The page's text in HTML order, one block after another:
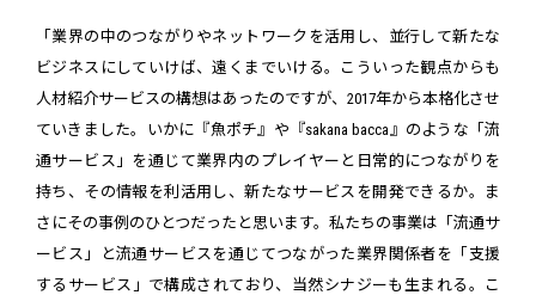
「業界の中のつながりやネットワークを活用し、並行して新たな
ビジネスにしていけば、遠くまでいける。こういった観点からも
人材紹介サービスの構想はあったのですが、2017年から本格化させ
ていきました。いかに『魚ポチ』や『sakana bacca』のような「流
通サービス」を通じて業界内のプレイヤーと日常的につながりを
持ち、その情報を利活用し、新たなサービスを開発できるか。ま
さにその事例のひとつだったと思います。私たちの事業は「流通サ
ービス」と流通サービスを通じてつながった業界関係者を「支援
するサービス」で構成されており、当然シナジーも生まれる。こ